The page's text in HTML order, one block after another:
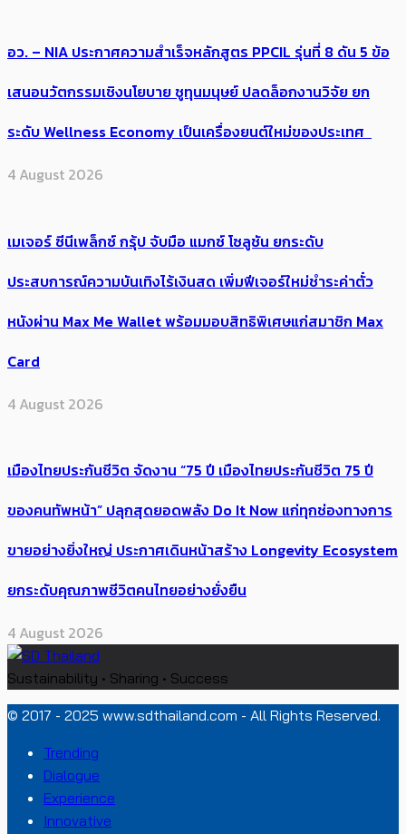
อว. – NIA ประกาศความสำเร็จหลักสูตร PPCIL รุ่นที่ 8 ดัน 5 ข้อ
เสนอนวัตกรรมเชิงนโยบาย ชูทุนมนุษย์ ปลดล็อกงานวิจัย ยก
ระดับ Wellness Economy เป็นเครื่องยนต์ใหม่ของประเทศ
4 August 2026
เมเจอร์ ซีนีเพล็กซ์ กรุ้ป จับมือ แมกซ์ โซลูชัน ยกระดับ
ประสบการณ์ความบันเทิงไร้เงินสด เพิ่มฟีเจอร์ใหม่ชำระค่าตั๋ว
หนังผ่าน Max Me Wallet พร้อมมอบสิทธิพิเศษแก่สมาชิก Max
Card
4 August 2026
เมืองไทยประกันชีวิต จัดงาน “75 ปี เมืองไทยประกันชีวิต 75 ปี
ของคนทัพหน้า” ปลุกสุดยอดพลัง Do It Now แก่ทุกช่องทางการ
ขายอย่างยิ่งใหญ่ ประกาศเดินหน้าสร้าง Longevity Ecosystem
ยกระดับคุณภาพชีวิตคนไทยอย่างยั่งยืน
4 August 2026
Sustainability • Sharing • Success
© 2017 - 2025 www.sdthailand.com - All Rights Reserved.
Trending
Dialogue
Experience
Innovative